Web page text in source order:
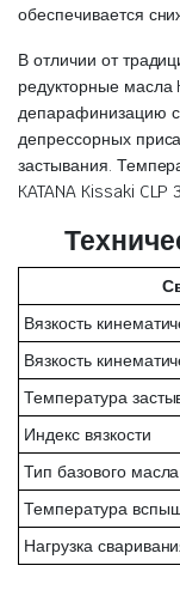
обеспечивается
В отличии от
редукторные масла
депарафинизацию
депрессорных
застывания.
KATANA Kissaki
Вязкость
Вязкость
Температура
Индекс вязкости
Тип базового масла
Температура
Нагрузка